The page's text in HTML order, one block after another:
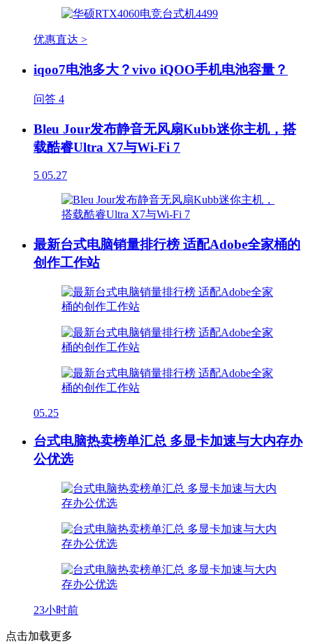
优惠直达 >
iqoo7电池多大？vivo iQOO手机电池容量？
问答 4
Bleu Jour发布静音无风扇Kubb迷你主机，搭
载酷睿Ultra X7与Wi-Fi 7
5 05.27
最新台式电脑销量排行榜 适配Adobe全家桶的
创作工作站
05.25
台式电脑热卖榜单汇总 多显卡加速与大内存办
公优选
23小时前
点击加载更多